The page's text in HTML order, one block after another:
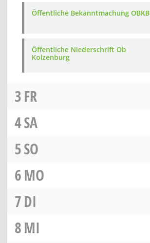
Öffentliche Bekanntmachung OBKB
Öffentliche Niederschrift Ob
Kolzenburg
3FR
4SA
5SO
6MO
7DI
8MI